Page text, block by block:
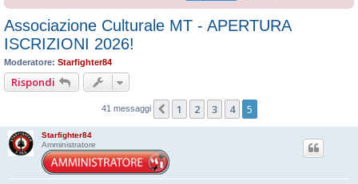
Associazione Culturale MT - APERTURA
ISCRIZIONI 2026!
Moderatore: Starfighter84
Rispondi
41 messaggi Precedente
1 2 3 4 5
Starfighter84
Amministratore